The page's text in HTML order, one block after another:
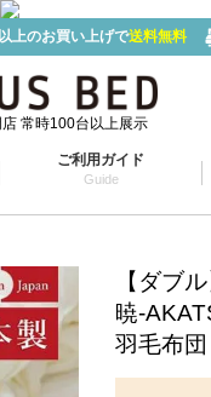
上のお買い上げで送料無料
常時100台以上展示
ご利用ガイド
Guide
【ダブル
暁-
羽毛布